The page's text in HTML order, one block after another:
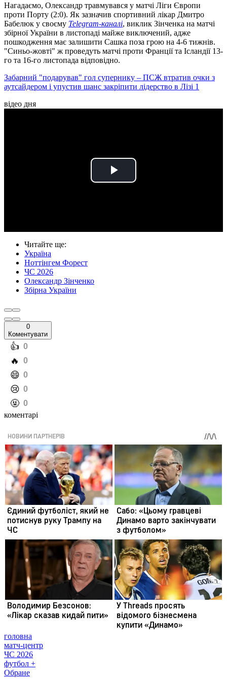
Нагадаємо, Олександр травмувався у матчі Ліги Європи
проти Порту (2:0). Як зазначив спортивний лікар Дмитро
Бабелюк у своєму Telegram-каналі, виклик Зінченка на матчі
збірної України в листопаді майже виключений, адже
пошкодження має залишити Сашка поза грою на 4-6 тижнів.
"Синьо-жовті" ж проведуть матчі проти Франції та Ісландії 13-
го та 16-го листопада відповідно.
Забарний "подарував" гол супернику – ПСЖ втратив очки з
аутсайдером і упустив шанс закріпити лідерство в Лізі 1
відео дня
Play
Читайте ще:
Україна
Ноттінгем Форест
ЧС 2026
Олександр Зінченко
Збірна України
0
Коментувати
️👍 0
️🔥 0
️😄 0
️😢 0
️🤬 0
коментарі
головна
матч-центр
ЧС 2026
футбол +
Обране